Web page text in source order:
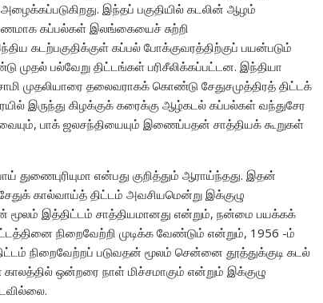
இந்தப் பகுதியில் கடலின் ஆழம்
கப்பல்கள் இலங்கையைச் சுற்றி
கடற்பகுதிக்குள் கப்பல் போக்குவரத்திற்குப் பயன்படும்
முதல் பல்வேறு திட்டங்கள் பரிசீலிக்கப்பட்டன. இந்தியா
முதலியாரை தலைவராகக் கொண்டு சேதுசமுத்திரத் திட்டக்
இருந்து கிழக்குக் கரைக்கு ஆழ்கடல் கப்பல்கள் வந்துசேர
பாக் ஜலசந்தியையும் இணைப்பதன் சாத்தியக் கூறுகள்
என்பது குறித்தும் ஆராய்ந்தது. இதன்
கால்வாய்த் திட்டம் அவசியமென்று இக்குழு
மூலம் இத்திட்டம் சாத்தியமானது என்றும், நன்மை பயக்கக்
நிறைவேற்றி முடிக்க வேண்டும் என்றும், 1956 -ம்
நிறைவேற்றப் படுவதன் மூலம் சென்னை தூத்துக்குடி கடல்
ஒன்றரை நாள் மிச்சமாகும் என்றும் இக்குழு